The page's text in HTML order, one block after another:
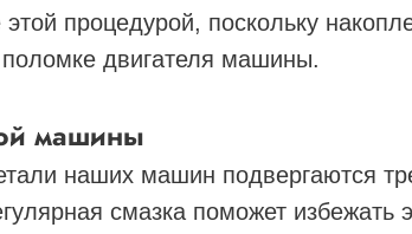
процедурой, поскольку
двигателя машины.
машины
наших машин подвергаются
смазка поможет избежать